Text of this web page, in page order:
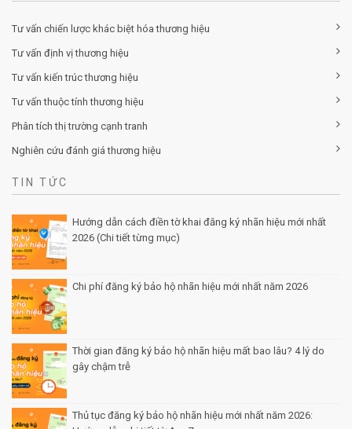
Tư vấn chiến lược khác biệt hóa thương hiệu
Tư vấn định vị thương hiệu
Tư vấn kiến trúc thương hiệu
Tư vấn thuộc tính thương hiệu
Phân tích thị trường cạnh tranh
Nghiên cứu đánh giá thương hiệu
TIN TỨC
Hướng dẫn cách điền tờ khai đăng ký nhãn hiệu mới nhất
2026 (Chi tiết từng mục)
Chi phí đăng ký bảo hộ nhãn hiệu mới nhất năm 2026
Thời gian đăng ký bảo hộ nhãn hiệu mất bao lâu? 4 lý do
gây chậm trễ
Thủ tục đăng ký bảo hộ nhãn hiệu mới nhất năm 2026: